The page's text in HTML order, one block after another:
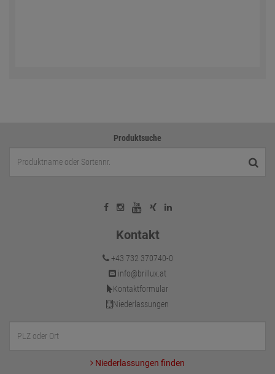
Produktsuche
Kontakt
+43 732 370740-0
info@brillux.at
Kontaktformular
Niederlassungen
Niederlassungen finden